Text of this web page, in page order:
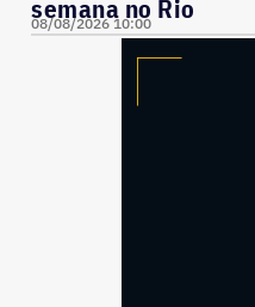
semana no Rio
08/08/2026 10:00